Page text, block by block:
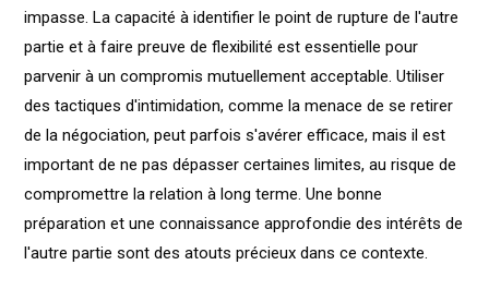
impasse. La capacité à identifier le point de rupture de l'autre
partie et à faire preuve de flexibilité est essentielle pour
parvenir à un compromis mutuellement acceptable. Utiliser
des tactiques d'intimidation, comme la menace de se retirer
de la négociation, peut parfois s'avérer efficace, mais il est
important de ne pas dépasser certaines limites, au risque de
compromettre la relation à long terme. Une bonne
préparation et une connaissance approfondie des intérêts de
l'autre partie sont des atouts précieux dans ce contexte.